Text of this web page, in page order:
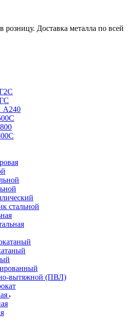
розницу. Доставка металла по всей
А240
стальной
вытяжной (ПВЛ)